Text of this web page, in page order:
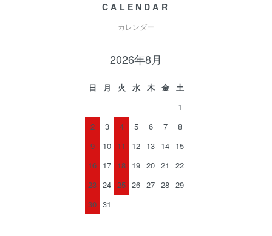
CALENDAR
カレンダー
2026年8月
日 月 火 水 木 金
土
1
2
3 4 5 6 7
8
9
10 11 12 13 14 15
16 17 18 19 20 21
22
23 24 25 26 27 28 29
30 31